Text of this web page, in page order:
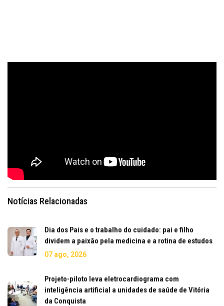
Notícias Relacionadas
Dia dos Pais e o trabalho do cuidado: pai e filho
dividem a paixão pela medicina e a rotina de estudos
07 ago, 2026
Projeto-piloto leva eletrocardiograma com
inteligência artificial a unidades de saúde de Vitória
da Conquista